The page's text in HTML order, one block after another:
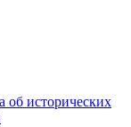
об исторических